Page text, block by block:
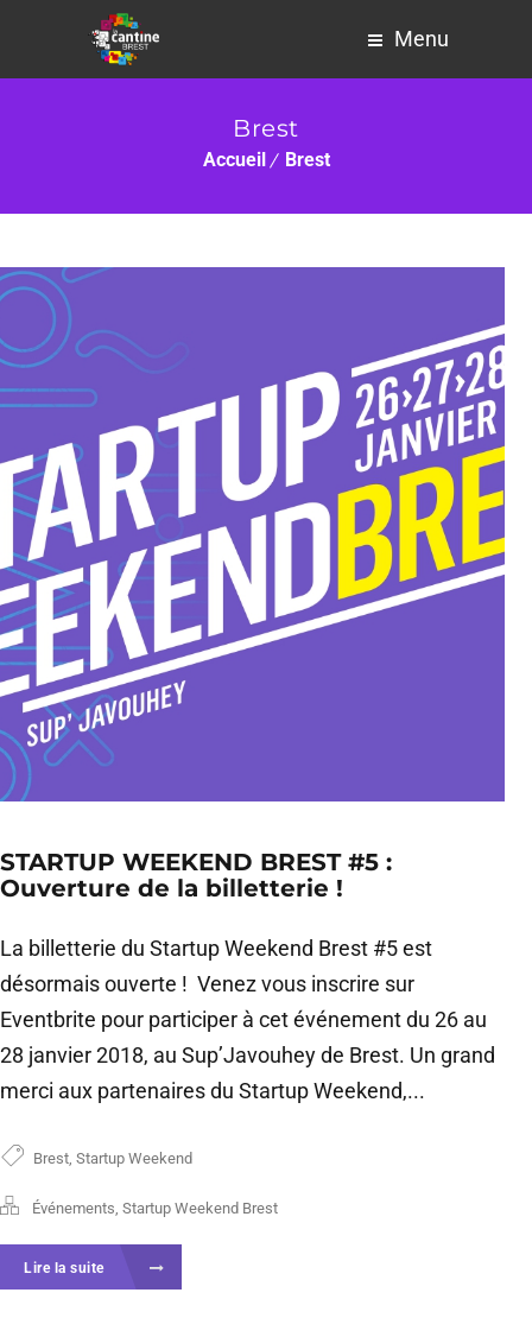
Menu
Brest
Accueil Brest
STARTUP WEEKEND BREST #5 :
Ouverture de la billetterie !
La billetterie du Startup Weekend Brest #5 est
désormais ouverte ! Venez vous inscrire sur
Eventbrite pour participer à cet événement du 26 au
28 janvier 2018, au Sup’Javouhey de Brest. Un grand
merci aux partenaires du Startup Weekend,...
Brest Startup Weekend
Événements Startup Weekend Brest
Lire la suite